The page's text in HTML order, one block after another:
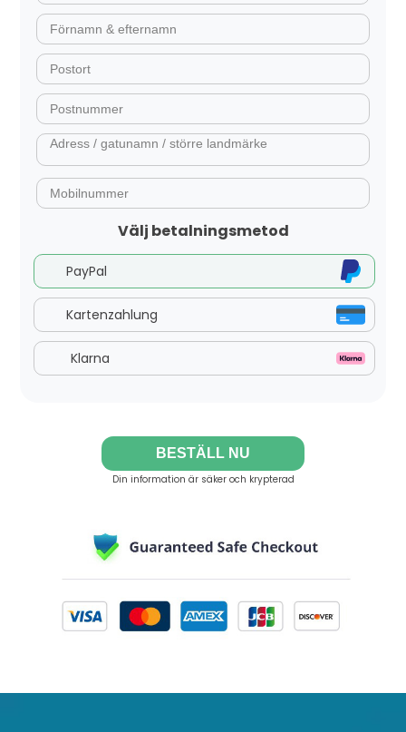
Välj betalningsmetod
PayPal
Kartenzahlung
Klarna
BESTÄLL NU
Din information är säker och krypterad